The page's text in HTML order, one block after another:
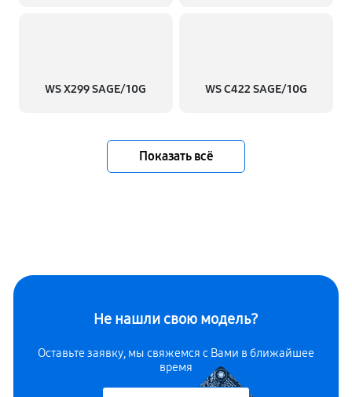
WS X299 SAGE/10G WS C422 SAGE/10G
Показать всё
Не нашли свою модель?
Оставьте заявку, мы свяжемся с Вами в ближайшее
время